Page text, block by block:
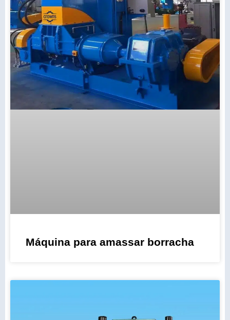
Máquina para amassar borracha